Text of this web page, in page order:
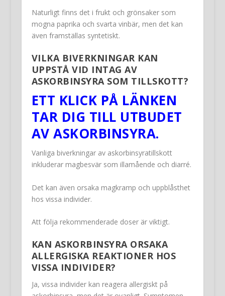
Naturligt finns det i frukt och grönsaker som
mogna paprika och svarta vinbär, men det kan
även framställas syntetiskt.
VILKA BIVERKNINGAR KAN
UPPSTÅ VID INTAG AV
ASKORBINSYRA SOM TILLSKOTT?
ETT KLICK PÅ LÄNKEN
TAR DIG TILL UTBUDET
AV ASKORBINSYRA.
Vanliga biverkningar av askorbinsyratillskott
inkluderar magbesvär som illamående och diarré.
Det kan även orsaka magkramp och uppblåsthet
hos vissa individer.
Att följa rekommenderade doser är viktigt.
KAN ASKORBINSYRA ORSAKA
ALLERGISKA REAKTIONER HOS
VISSA INDIVIDER?
Ja, vissa individer kan reagera allergiskt på